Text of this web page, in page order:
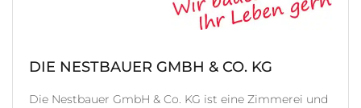
DIE NESTBAUER GMBH & CO. KG
Die Nestbauer GmbH & Co. KG ist eine Zimmerei und